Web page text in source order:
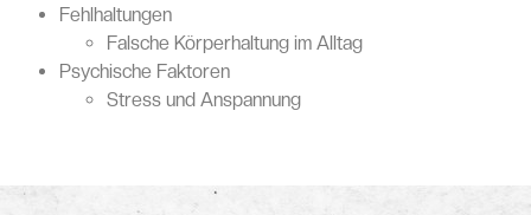
Fehlhaltungen
Falsche Körperhaltung im Alltag
Psychische Faktoren
Stress und Anspannung